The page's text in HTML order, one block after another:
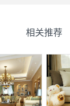
相关推荐